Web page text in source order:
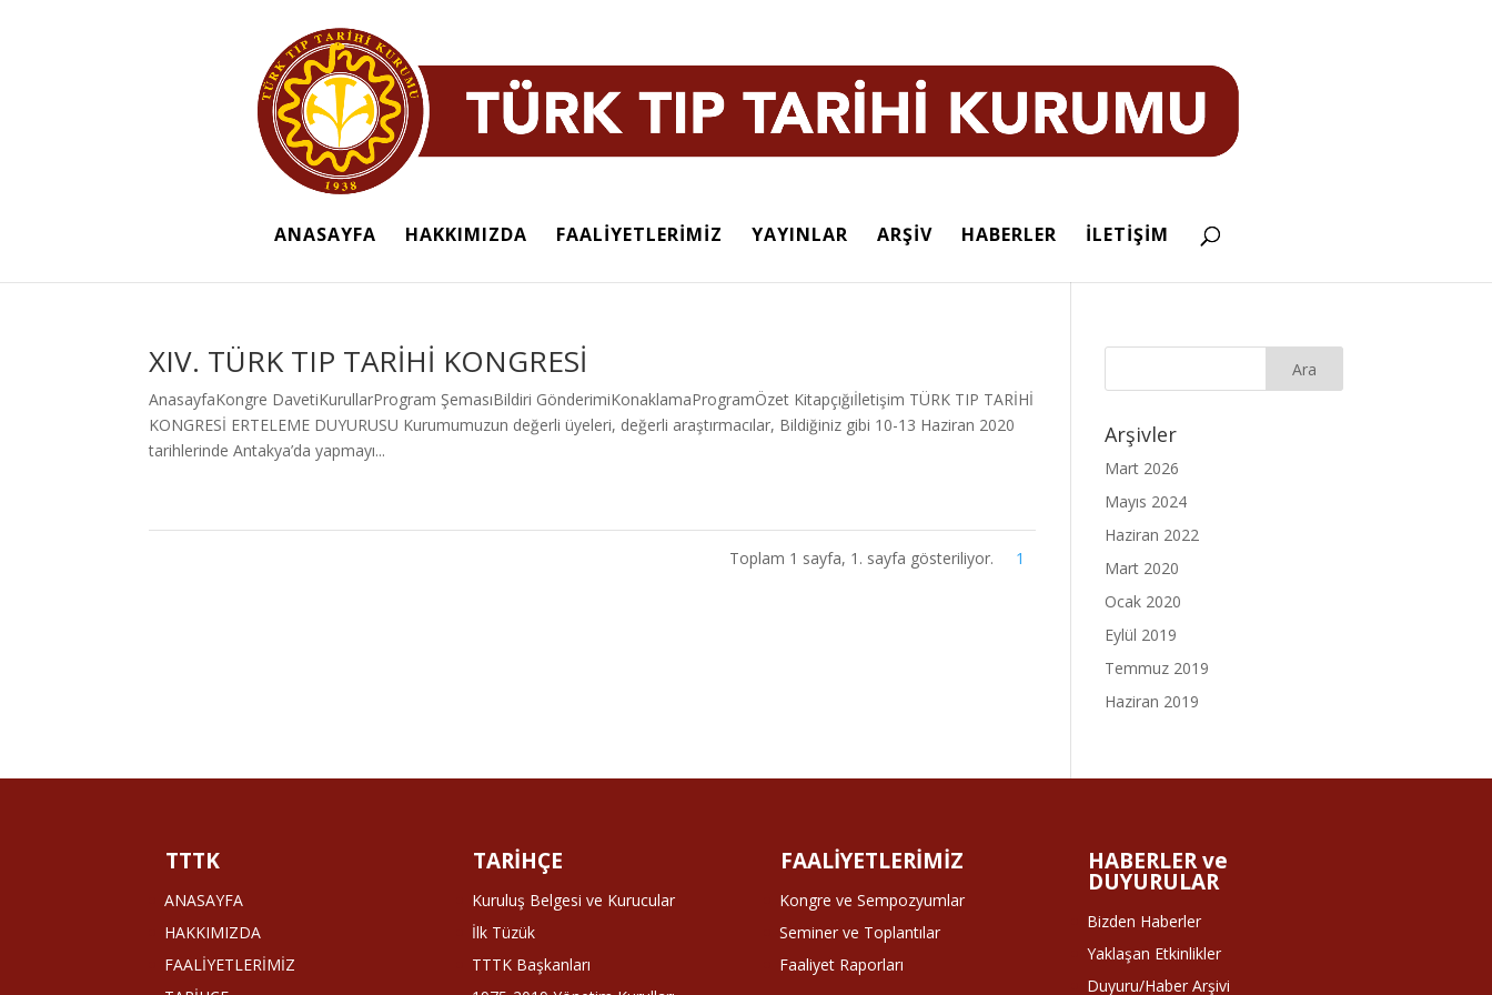
ANASAYFA HAKKIMIZDA FAALİYETLERİMİZ YAYINLAR ARŞİV HABERLER İLETİŞİM
XIV. TÜRK TIP TARİHİ KONGRESİ
AnasayfaKongre DavetiKurullarProgram ŞemasıBildiri GönderimiKonaklamaProgramÖzet Kitapçığıİletişim TÜRK TIP TARİHİ
KONGRESİ ERTELEME DUYURUSU Kurumumuzun değerli üyeleri, değerli araştırmacılar, Bildiğiniz gibi 10-13 Haziran 2020
tarihlerinde Antakya’da yapmayı...
Toplam 1 sayfa, 1. sayfa gösteriliyor. 1
Arşivler
Mart 2026
Mayıs 2024
Haziran 2022
Mart 2020
Ocak 2020
Eylül 2019
Temmuz 2019
Haziran 2019
TTTK
ANASAYFA
HAKKIMIZDA
FAALİYETLERİMİZ
TARİHÇE
Kuruluş Belgesi ve Kurucular
İlk Tüzük
TTTK Başkanları
FAALİYETLERİMİZ
Kongre ve Sempozyumlar
Seminer ve Toplantılar
Faaliyet Raporları
HABERLER ve
DUYURULAR
Bizden Haberler
Yaklaşan Etkinlikler
Duyuru/Haber Arşivi